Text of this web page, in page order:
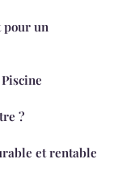
pour un
?
et rentable